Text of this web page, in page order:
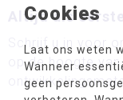
Cookies
Laat ons weten
Wanneer
geen
Altijd als
Schrijf u in voor
op de hoogte